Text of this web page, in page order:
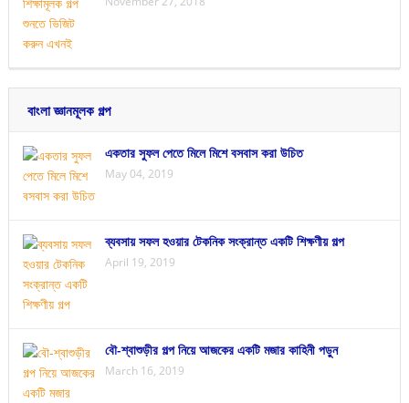
বাংলা জ্ঞানমূলক গল্প
একতার সুফল পেতে মিলে মিশে বসবাস করা উচিত
May 04, 2019
ব্যবসায় সফল হওয়ার টেকনিক সংক্রান্ত একটি শিক্ষণীয় গল্প
April 19, 2019
বৌ-শ্বাশুড়ীর গল্প নিয়ে আজকের একটি মজার কাহিনী পড়ুন
March 16, 2019